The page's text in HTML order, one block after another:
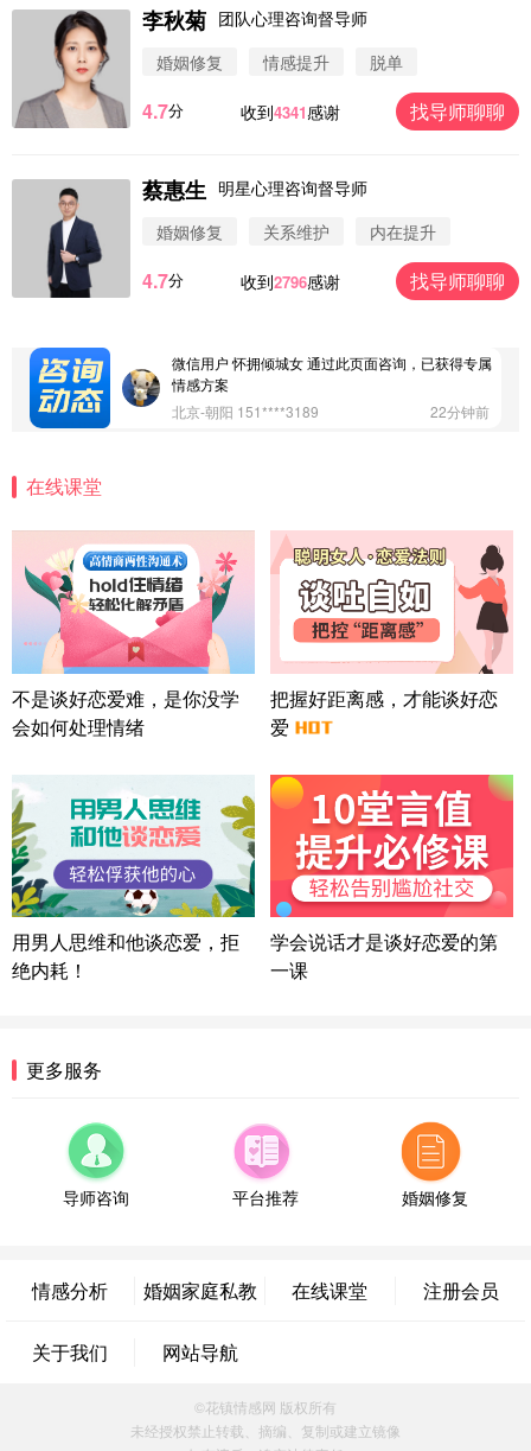
李秋菊 团队心理咨询督导师
婚姻修复
情感提升 脱单
4.7分 收到4341感谢 找导师聊聊
蔡惠生 明星心理咨询督导师
婚姻修复
关系维护 内在提升
4.7分 收到2796感谢 找导师聊聊
微信用户 圆圈 通过此页面咨询，已获得专属情感方
案
微信用户 Vnno 通过此页面咨询，已获得专属情感方
微信用户 大太阳 通过此页面咨询，已获得专属情感
江苏-南京 158****7931
48分钟前
微信用户 安康 通过此页面咨询，已获得专属情感方
微信用户 怀拥倾城女 通过此页面咨询，已获得专属
情感方案
北京-朝阳 151****3189
22分钟前
方案
广东-广州 188****5632
12分钟前
微信用户 司马锘 通过此页面咨询，已获得专属情感
方案
湖北-武汉 135****7410
41分钟前
方案
陕西-西安 139****6283
浙江-宁波 150****8921
28分钟前
微信用户 逆光下的微笑 通过此页面咨询，已获得专
属情感方案
湖南-长沙 187****3359
18分钟前
微信用户 超 通过此页面咨询，已获得专属情感方案
福建-厦门 159****4462
辽宁-大连 176****2843
39分钟前
微信用户 H-孙志远-上海 通过此页面咨询，已获得专
属情感方案
江苏-苏州 188****5187
1小时前
方案
微信用户 静默 通过此页面咨询，已获得专属情感方
案
在线课堂
不是谈好恋爱难，是你没学
会如何处理情绪
把握好距离感，才能谈好恋
爱
用男人思维和他谈恋爱，拒
绝内耗！
学会说话才是谈好恋爱的第
一课
更多服务
导师咨询 平台推荐 婚姻修复
情感分析 婚姻家庭私教 在线课堂 注册会员
关于我们 网站导航
©花镇情感网 版权所有
未经授权禁止转载、摘编、复制或建立镜像